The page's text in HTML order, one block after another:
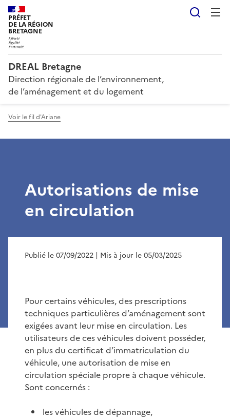
PRÉFET
DE LA RÉGION
BRETAGNE
DREAL Bretagne
Direction régionale de l’environnement,
de l’aménagement et du logement
Voir le fil d'Ariane
Autorisations de mise
en circulation
Publié le 07/09/2022 | Mis à jour le 05/03/2025
Pour certains véhicules, des prescriptions
techniques particulières d’aménagement sont
exigées avant leur mise en circulation. Les
utilisateurs de ces véhicules doivent posséder,
en plus du certificat d’immatriculation du
véhicule, une autorisation de mise en
circulation spéciale propre à chaque véhicule.
Sont concernés :
les véhicules de dépannage,